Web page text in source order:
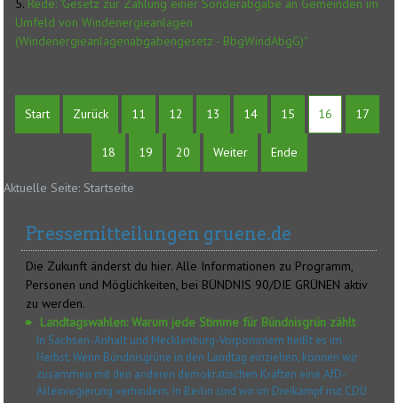
Rede: "Gesetz zur Zahlung einer Sonderabgabe an Gemeinden im
Umfeld von Windenergieanlagen
(Windenergieanlagenabgabengesetz - BbgWindAbgG)"
Start Zurück 11 12 13 14 15 16 17
18 19 20 Weiter Ende
Aktuelle Seite: Startseite
Pressemitteilungen gruene.de
Die Zukunft änderst du hier. Alle Informationen zu Programm,
Personen und Möglichkeiten, bei BÜNDNIS 90/DIE GRÜNEN aktiv
zu werden.
Landtagswahlen: Warum jede Stimme für Bündnisgrün zählt
In Sachsen-Anhalt und Mecklenburg-Vorpommern heißt es im
Herbst: Wenn Bündnisgrüne in den Landtag einziehen, können wir
zusammen mit den anderen demokratischen Kräften eine AfD-
Alleinregierung verhindern. In Berlin sind wir im Dreikampf mit CDU